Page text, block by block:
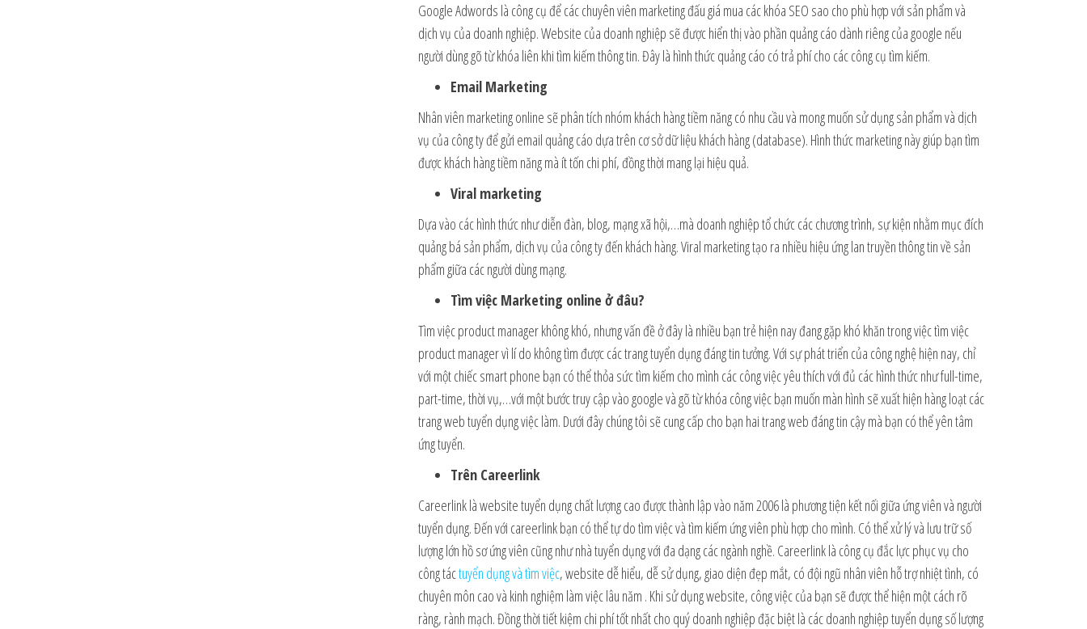
Google Adwords là công cụ để các chuyên viên marketing đấu giá mua các khóa SEO sao cho phù hợp với sản phẩm và
dịch vụ của doanh nghiệp. Website của doanh nghiệp sẽ được hiển thị vào phần quảng cáo dành riêng của google nếu
người dùng gõ từ khóa liên khi tìm kiếm thông tin. Đây là hình thức quảng cáo có trả phí cho các công cụ tìm kiếm.
Email Marketing
Nhân viên marketing online sẽ phân tích nhóm khách hàng tiềm năng có nhu cầu và mong muốn sử dụng sản phẩm và dịch
vụ của công ty để gửi email quảng cáo dựa trên cơ sở dữ liệu khách hàng (database). Hình thức marketing này giúp bạn tìm
được khách hàng tiềm năng mà ít tốn chi phí, đồng thời mang lại hiệu quả.
Viral marketing
Dựa vào các hình thức như diễn đàn, blog, mạng xã hội,…mà doanh nghiệp tổ chức các chương trình, sự kiện nhằm mục đích
quảng bá sản phẩm, dịch vụ của công ty đến khách hàng. Viral marketing tạo ra nhiều hiệu ứng lan truyền thông tin về sản
phẩm giữa các người dùng mạng.
Tìm việc Marketing online ở đâu?
Tìm việc product manager không khó, nhưng vấn đề ở đây là nhiều bạn trẻ hiện nay đang gặp khó khăn trong việc tìm việc
product manager vì lí do không tìm được các trang tuyển dụng đáng tin tưởng. Với sự phát triển của công nghệ hiện nay, chỉ
với một chiếc smart phone bạn có thể thỏa sức tìm kiếm cho mình các công việc yêu thích với đủ các hình thức như full-time,
part-time, thời vụ,…với một bước truy cập vào google và gõ từ khóa công việc bạn muốn màn hình sẽ xuất hiện hàng loạt các
trang web tuyển dụng việc làm. Dưới đây chúng tôi sẽ cung cấp cho bạn hai trang web đáng tin cậy mà bạn có thể yên tâm
ứng tuyển.
Trên Careerlink
Careerlink là website tuyển dụng chất lượng cao được thành lập vào năm 2006 là phương tiện kết nối giữa ứng viên và người
tuyển dụng. Đến với careerlink bạn có thể tự do tìm việc và tìm kiếm ứng viên phù hợp cho mình. Có thể xử lý và lưu trữ số
lượng lớn hồ sơ ứng viên cũng như nhà tuyển dụng với đa dạng các ngành nghề. Careerlink là công cụ đắc lực phục vụ cho
công táctuyển dụng và tìm việc, website dễ hiểu, dễ sử dụng, giao diện đẹp mắt, có đội ngũ nhân viên hỗ trợ nhiệt tình, có
chuyên môn cao và kinh nghiệm làm việc lâu năm . Khi sử dụng website, công việc của bạn sẽ được thể hiện một cách rõ
ràng, rành mạch. Đồng thời tiết kiệm chi phí tốt nhất cho quý doanh nghiệp đặc biệt là các doanh nghiệp tuyển dụng số lượng